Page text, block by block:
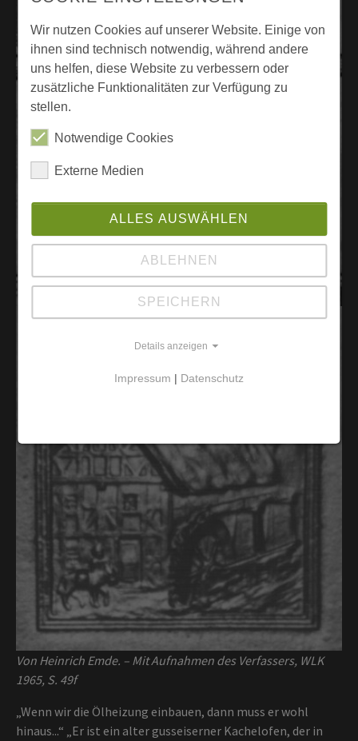
Von Heinrich Emde. – Mit Aufnahmen des Verfassers, WLK
1965, S. 49f
„Wenn wir die Ölheizung einbauen, dann muss er wohl
hinaus...“ „Er ist ein alter gusseiserner Kachelofen, der in
Wir nutzen Cookies auf unserer Website. Einige von
ihnen sind technisch notwendig, während andere
uns helfen, diese Website zu verbessern oder
zusätzliche Funktionalitäten zur Verfügung zu
stellen.
Notwendige Cookies
Externe Medien
ALLES AUSWÄHLEN
ABLEHNEN
SPEICHERN
Details anzeigen
Impressum | Datenschutz